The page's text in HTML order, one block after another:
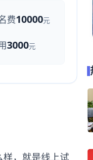
费10000元
3000元
，就是线上试